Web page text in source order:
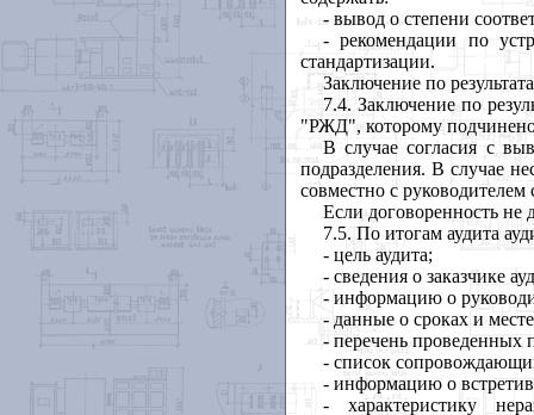
- вывод о степени
- рекомендации по
стандартизации.
Заключение по
7.4. Заключение по
"РЖД", которому подчинено
В случае согласия с
подразделения. В случае
совместно с
Если договоренность не
7.5. По итогам аудита
- цель аудита;
- сведения о заказчике
- информацию о
- данные о сроках и
- перечень проведенных
- список
- информацию о
- характеристику